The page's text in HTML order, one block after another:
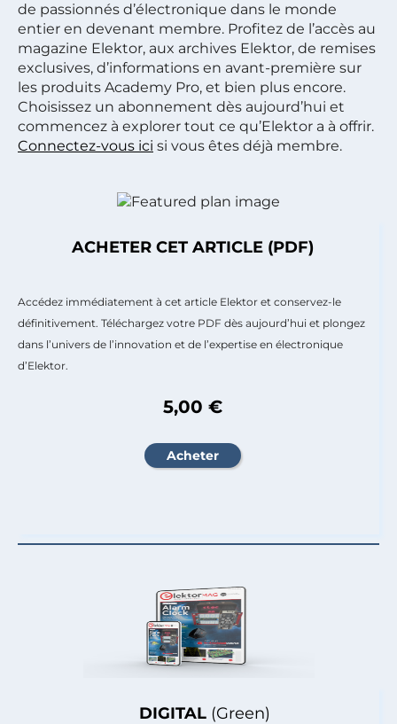
de passionnés d’électronique dans le monde
entier en devenant membre. Profitez de l’accès au
magazine Elektor, aux archives Elektor, de remises
exclusives, d’informations en avant-première sur
les produits Academy Pro, et bien plus encore.
Choisissez un abonnement dès aujourd’hui et
commencez à explorer tout ce qu’Elektor a à offrir.
Connectez-vous ici si vous êtes déjà membre.
DIGITAL (Green)
ACHETER CET ARTICLE (PDF)
Accédez immédiatement à cet article Elektor et conservez-le
définitivement. Téléchargez votre PDF dès aujourd’hui et plongez
dans l’univers de l’innovation et de l’expertise en électronique
d’Elektor.
5,00 €